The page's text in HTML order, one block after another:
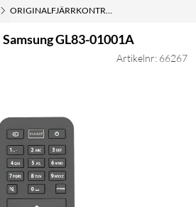
TV ORIGINALFJÄRRKONTROLL SAMSUNG GL83-01001A
GL83-01001A
Artikelnr: 66267